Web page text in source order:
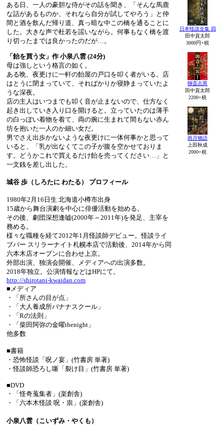
ある日、一人の豪胆な侍がその話を聞き、「そんな馬鹿
な話があるものか、それなら自分が試してやろう」と仲
間と酒を飲んだ帰り道、真っ暗な中この橋を通ることに
した。大きな声で杜若を謡いながら。何事もなく橋を渡
り切ったまでは良かったのだが…。
「飴を買う女」作 小泉八雲 (24分)
母は強しという格言の如く。
ある晩、夜更けに一軒の飴屋の戸口を叩く者がいる。店
はとうに閉まっていて、そればかりか寝静まっていたよ
うな深夜。
店の主人はいつまでも叩く音が止まないので、仕方なく
起き出していき入り口を開けると。立っていたのは薄手
の白っぽい着物を着て、両の腕に生まれて間もない赤ん
坊を抱いた一人のか細い女だ。
男でさえ出歩かないような夜更けに一体何事かと思って
いると、「乳が出なくてこの子が腹を空かせておりま
す。どうかこれで買えるだけ飴を売ってください…」と
一文銭を差し出した。
城谷 歩（しろたに わたる） プロフィール
1980年2月16日生 北海道小樽市出身
15歳から舞台演劇を中心に俳優活動を始める。
その後、劇団深想逢嘘(2000年～2011年)を発足、主宰を
務める。
様々な職種を経て2012年1月怪談師デビュー。怪談ライ
ブバー スリラーナイト札幌本店で活動後、2014年から同
六本木店オープンに合わせ上京。
外部出演、独演会開催、メディアへの出演多数。
2018年独立。公演情報などはHPにて。
http://shirotani-kwaidan.com
■メディア
・「所さんの目が点」
・「大人養成所バナナスクール」
・「Rの法則」
・「柴田阿弥の金曜thenight」
他多数
■書籍
・恐怖怪談「呪ノ宴」(竹書房 単著)
・怪談師恐ろし噺「裂け目」(竹書房 単著)
■DVD
・「怪奇蒐集者」(楽創舎)
・「六本木怪談 呪・祟」(楽創舎)
小泉八雲（こいずみ・やくも）
日本怪談全集 四
田中貢太郎
3000円+税
聊斎志異
田中貢太郎
2200+税
雨月物語
上田秋成
2000+税